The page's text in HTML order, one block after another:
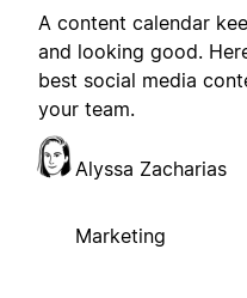
A content calendar
and looking good.
best social media
your team.
Alyssa Zacharias
Marketing